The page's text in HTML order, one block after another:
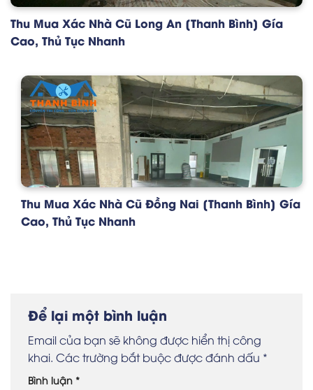
Thu Mua Xác Nhà Cũ Long An [Thanh Bình] Gía
Cao, Thủ Tục Nhanh
Thu Mua Xác Nhà Cũ Đồng Nai [Thanh Bình] Gía
Cao, Thủ Tục Nhanh
Để lại một bình luận
Email của bạn sẽ không được hiển thị công
khai. Các trường bắt buộc được đánh dấu *
Bình luận *